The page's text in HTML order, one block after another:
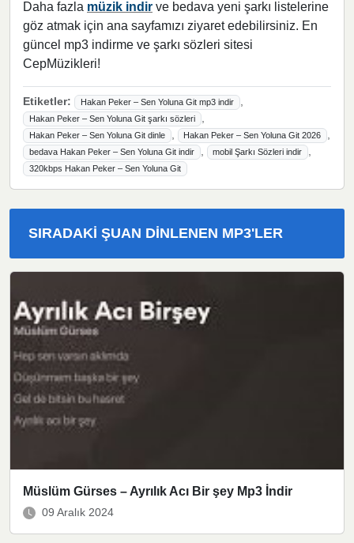
Daha fazla müzik indir ve bedava yeni şarkı listelerine
göz atmak için ana sayfamızı ziyaret edebilirsiniz. En
güncel mp3 indirme ve şarkı sözleri sitesi
CepMüzikleri!
Etiketler: Hakan Peker – Sen Yoluna Git mp3 indir ,
Hakan Peker – Sen Yoluna Git şarkı sözleri ,
Hakan Peker – Sen Yoluna Git dinle , Hakan Peker – Sen Yoluna Git 2026 ,
bedava Hakan Peker – Sen Yoluna Git indir , mobil Şarkı Sözleri indir ,
320kbps Hakan Peker – Sen Yoluna Git
SIRADAKI ŞUAN DINLENEN MP3'LER
Müslüm Gürses – Ayrılık Acı Bir şey Mp3 İndir
09 Aralık 2024